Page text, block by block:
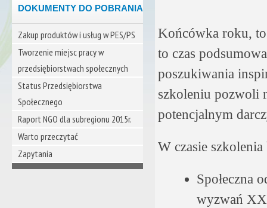
DOKUMENTY DO POBRANIA
Zakup produktów i usług w PES/PS
Tworzenie miejsc pracy w
przedsiębiorstwach społecznych
Status Przedsiębiorstwa
Społecznego
Raport NGO dla subregionu 2015r.
Warto przeczytać
Zapytania
Końcówka roku, to
to czas
poszukiwania
szkoleniu pozwoli
potencjalnym
W czasie szkolenia
Społeczna
wyzwań